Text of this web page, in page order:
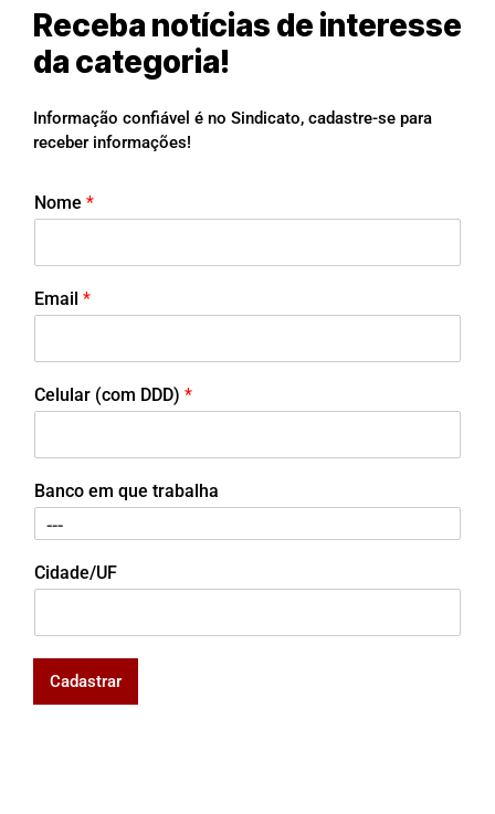
Receba notícias de interesse
da categoria!
Informação confiável é no Sindicato, cadastre-se para
receber informações!
Nome *
Email *
Celular (com DDD) *
Banco em que trabalha
Cidade/UF
Cadastrar